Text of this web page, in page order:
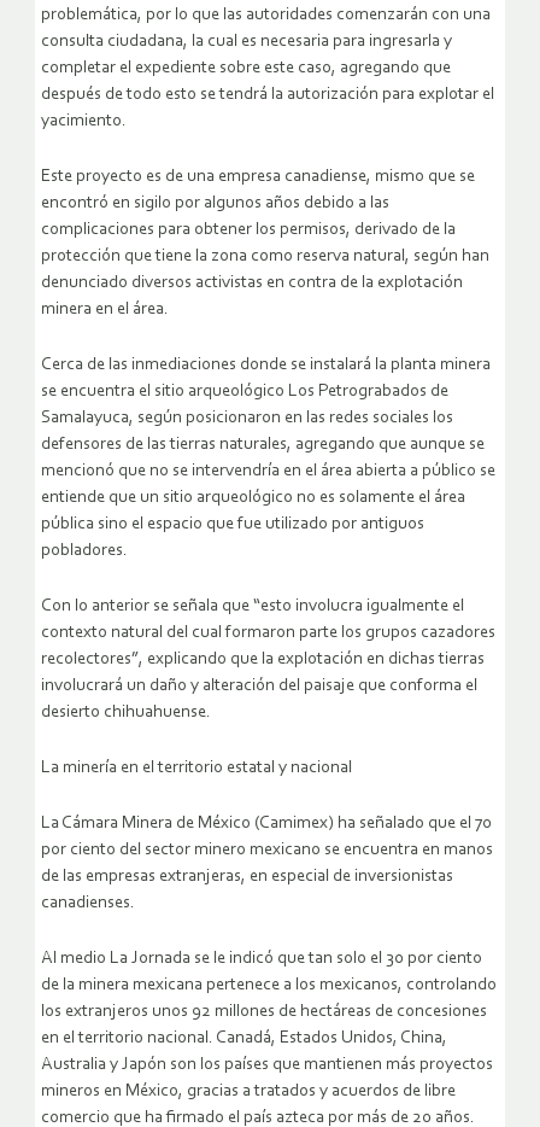
problemática, por lo que las autoridades comenzarán con una
consulta ciudadana, la cual es necesaria para ingresarla y
completar el expediente sobre este caso, agregando que
después de todo esto se tendrá la autorización para explotar el
yacimiento.
Este proyecto es de una empresa canadiense, mismo que se
encontró en sigilo por algunos años debido a las
complicaciones para obtener los permisos, derivado de la
protección que tiene la zona como reserva natural, según han
denunciado diversos activistas en contra de la explotación
minera en el área.
Cerca de las inmediaciones donde se instalará la planta minera
se encuentra el sitio arqueológico Los Petrograbados de
Samalayuca, según posicionaron en las redes sociales los
defensores de las tierras naturales, agregando que aunque se
mencionó que no se intervendría en el área abierta a público se
entiende que un sitio arqueológico no es solamente el área
pública sino el espacio que fue utilizado por antiguos
pobladores.
Con lo anterior se señala que “esto involucra igualmente el
contexto natural del cual formaron parte los grupos cazadores
recolectores”, explicando que la explotación en dichas tierras
involucrará un daño y alteración del paisaje que conforma el
desierto chihuahuense.
La minería en el territorio estatal y nacional
La Cámara Minera de México (Camimex) ha señalado que el 70
por ciento del sector minero mexicano se encuentra en manos
de las empresas extranjeras, en especial de inversionistas
canadienses.
Al medio La Jornada se le indicó que tan solo el 30 por ciento
de la minera mexicana pertenece a los mexicanos, controlando
los extranjeros unos 92 millones de hectáreas de concesiones
en el territorio nacional. Canadá, Estados Unidos, China,
Australia y Japón son los países que mantienen más proyectos
mineros en México, gracias a tratados y acuerdos de libre
comercio que ha firmado el país azteca por más de 20 años.